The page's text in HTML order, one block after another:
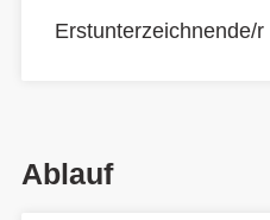
Erstunterzeichnende/r
Ablauf